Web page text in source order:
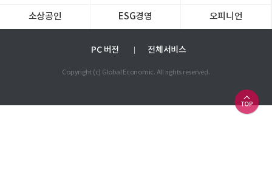
소상공인 ESG경영 오피니언
PC 버전 전체서비스
Copyright (c) Global Economic. All rights reserved.